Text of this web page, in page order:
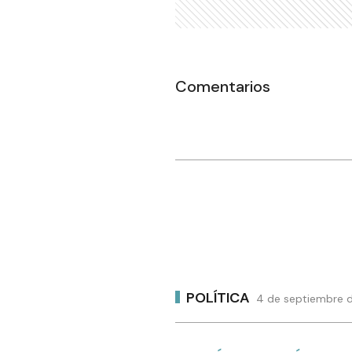
Comentarios
POLÍTICA 4 de septiembre